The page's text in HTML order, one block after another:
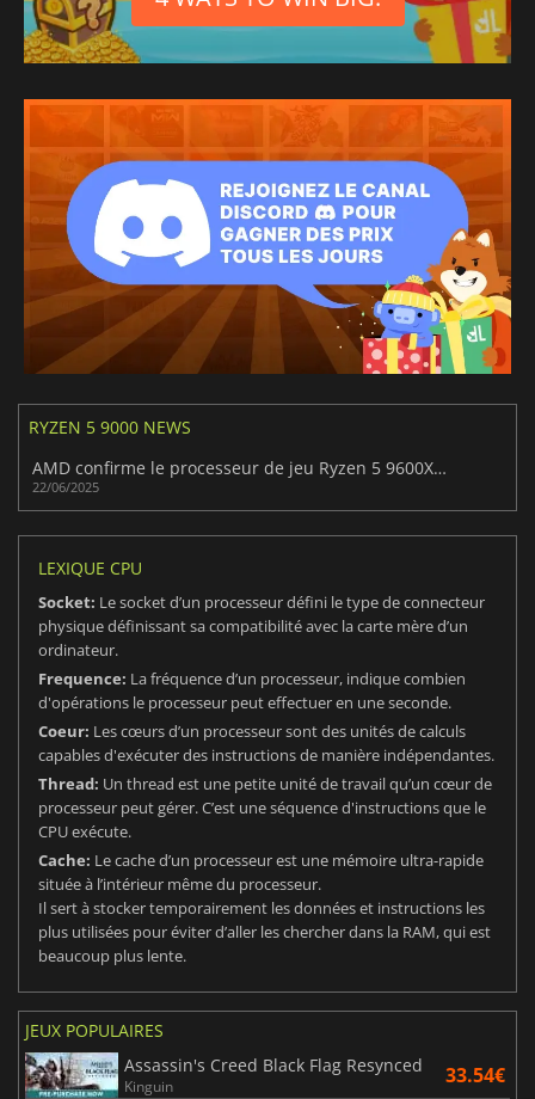
RYZEN 5 9000 NEWS
AMD confirme le processeur de jeu Ryzen 5 9600X3D avec 3D V-Cache
22/06/2025
LEXIQUE CPU
Socket: Le socket d’un processeur défini le type de connecteur
physique définissant sa compatibilité avec la carte mère d’un
ordinateur.
Frequence: La fréquence d’un processeur, indique combien
d'opérations le processeur peut effectuer en une seconde.
Coeur: Les cœurs d’un processeur sont des unités de calculs
capables d'exécuter des instructions de manière indépendantes.
Thread: Un thread est une petite unité de travail qu’un cœur de
processeur peut gérer. C’est une séquence d'instructions que le
CPU exécute.
Cache: Le cache d’un processeur est une mémoire ultra-rapide
située à l’intérieur même du processeur.
Il sert à stocker temporairement les données et instructions les
plus utilisées pour éviter d’aller les chercher dans la RAM, qui est
beaucoup plus lente.
JEUX POPULAIRES
Assassin's Creed Black Flag Resynced
Kinguin 33.54€